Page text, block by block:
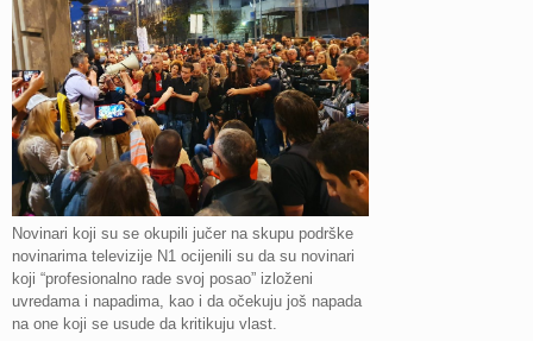
Novinari koji su se okupili jučer na skupu podrške
novinarima televizije N1 ocijenili su da su novinari
koji “profesionalno rade svoj posao” izloženi
uvredama i napadima, kao i da očekuju još napada
na one koji se usude da kritikuju vlast.